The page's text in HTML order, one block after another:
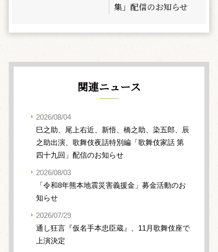
集」配信のお知らせ
関連ニュース
2026/08/04
巳之助、尾上右近、新悟、橋之助、染五郎、辰
之助出演、歌舞伎夜話特別編「歌舞伎家話 第
四十九回」配信のお知らせ
2026/08/03
「令和8年熊本地震災害義援金」募金活動のお
知らせ
2026/07/29
通し狂言『仮名手本忠臣蔵』、11月歌舞伎座で
上演決定